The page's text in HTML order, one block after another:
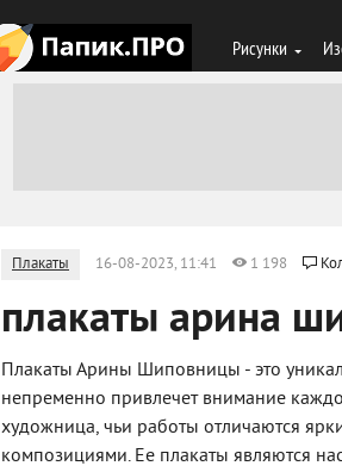
Рисунки
Плакаты 16-08-2023, 11:41 1 198
плакаты арина
Плакаты Арины Шиповницы - это
непременно привлечет внимание
художница, чьи работы отличаются
композициями. Ее плакаты являются